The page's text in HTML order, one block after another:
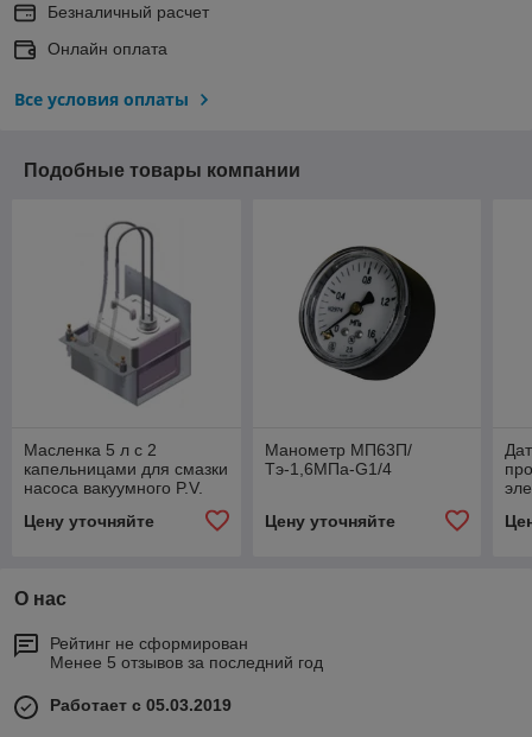
Безналичный расчет
Онлайн оплата
Все условия оплаты
Подобные товары компании
Масленка 5 л с 2
капельницами для смазки
насоса вакуумного P.V.
Цену уточняйте
Манометр MП63П/
Тэ-1,6МПа-G1/4
Цену уточняйте
О нас
Рейтинг не сформирован
Менее 5 отзывов за последний год
Работает с 05.03.2019